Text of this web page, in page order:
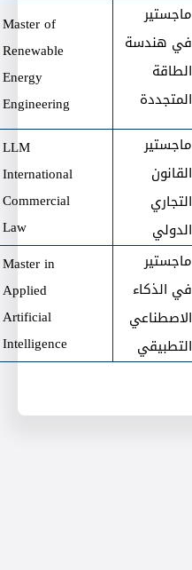
ماجستير
في هندسة
الطاقة
المتجددة
Master of
Renewable
Energy
Engineering
ماجستير
القانون
التجاري
الدولي
LLM
International
Commercial
Law
ماجستير
في الذكاء
الاصطناعي
التطبيقي
Master in
Applied
Artificial
Intelligence